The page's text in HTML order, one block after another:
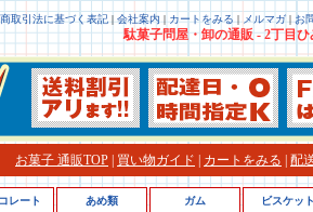
取引法に基づく表記 | 会社案内 | カートをみる | メルマガ| お
駄菓子問屋・卸の通販 - 2丁目
お菓子 通販TOP 買い物ガイド カートをみる 配